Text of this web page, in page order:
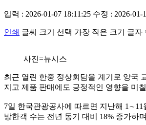
입력 : 2026-01-07 18:11:25 수정 : 2026-01-
인쇄 글씨 크기 선택 가장 작은 크기 글자
사진=뉴시스
최근 열린 한중 정상회담을 계기로 양국
지고 제품 판매에도 긍정적인 영향을 미
7일 한국관광공사에 따르면 지난해
방한객 수는 전년 동기 대비 18% 증가하